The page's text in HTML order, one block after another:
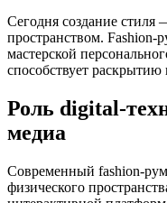
Сегодня создание стиля
пространством. Fashion-
мастерской
способствует
Роль digital-
медиа
Современный fashion-
физического